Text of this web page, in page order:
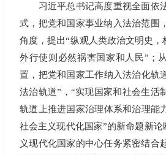
习近平总书记高度重视全面依法
式，把党和国家事业纳入法治范围
角度，提出“纵观人类政治文明史
外行使则必然祸害国家和人民”；
置，把党和国家工作纳入法治化轨
法治轨道”，“实现国家和社会生活
轨道上推进国家治理体系和治理能
社会主义现代化国家”的新命题新
义现代化国家的中心任务紧密结合